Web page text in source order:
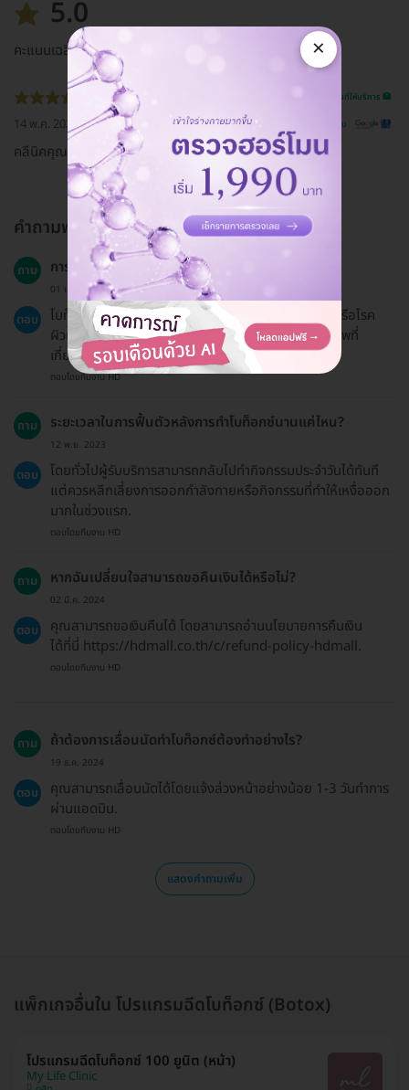
5.0
คะแนนเฉลี่ย
รีวิวสถานที่ให้บริการ 🏥
14 พ.ค. 2020 ดูรีวิวต้นฉบับ
คลีนิคคุณภาพ
คำถามพบบ่อย
ถาม การฉีดโบท็อกซ์มีผลกระทบกับสภาพผิวหรือไม่?
01 เม.ย. 2023
ตอบ
โบท็อกซ์เหมาะสำหรับการใช้งานบนผิวหนังที่ไม่มีปัญหาหรือโรค
ผิวหนังที่รุนแรง แต่ควรปรึกษาแพทย์หากมีปัญหาสุขภาพที่
เกี่ยวข้อง.
ตอบโดยทีมงาน HD
ถาม ระยะเวลาในการฟื้นตัวหลังการทำโบท็อกซ์นานแค่ไหน?
12 พ.ย. 2023
ตอบ
โดยทั่วไปผู้รับบริการสามารถกลับไปทำกิจกรรมประจำวันได้ทันที
แต่ควรหลีกเลี่ยงการออกกำลังกายหรือกิจกรรมที่ทำให้เหงื่อออก
มากในช่วงแรก.
ตอบโดยทีมงาน HD
ถาม หากฉันเปลี่ยนใจสามารถขอคืนเงินได้หรือไม่?
02 มี.ค. 2024
ตอบ
คุณสามารถขอเงินคืนได้ โดยสามารถอ่านนโยบายการคืนเงิน
ได้ที่นี่ https://hdmall.co.th/c/refund-policy-hdmall.
ตอบโดยทีมงาน HD
ถาม ถ้าต้องการเลื่อนนัดทำโบท็อกซ์ต้องทำอย่างไร?
19 ธ.ค. 2024
ตอบ
คุณสามารถเลื่อนนัดได้โดยแจ้งล่วงหน้าอย่างน้อย 1-3 วันทำการ
ผ่านแอดมิน.
ตอบโดยทีมงาน HD
แสดงคำถามเพิ่ม
แพ็กเกจอื่นใน โปรแกรมฉีดโบท็อกซ์ (Botox)
โปรแกรมฉีดโบท็อกซ์ 100 ยูนิต (หน้า)
My Life Clinic
×